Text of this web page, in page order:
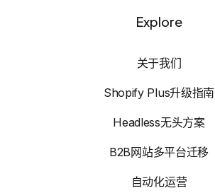
Explore
关于我们
Shopify Plus升级指南
Headless无头方案
B2B网站多平台迁移
自动化运营